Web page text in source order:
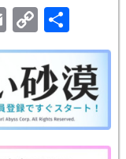
E
m
ail
C
o
p
y
Li
n
有